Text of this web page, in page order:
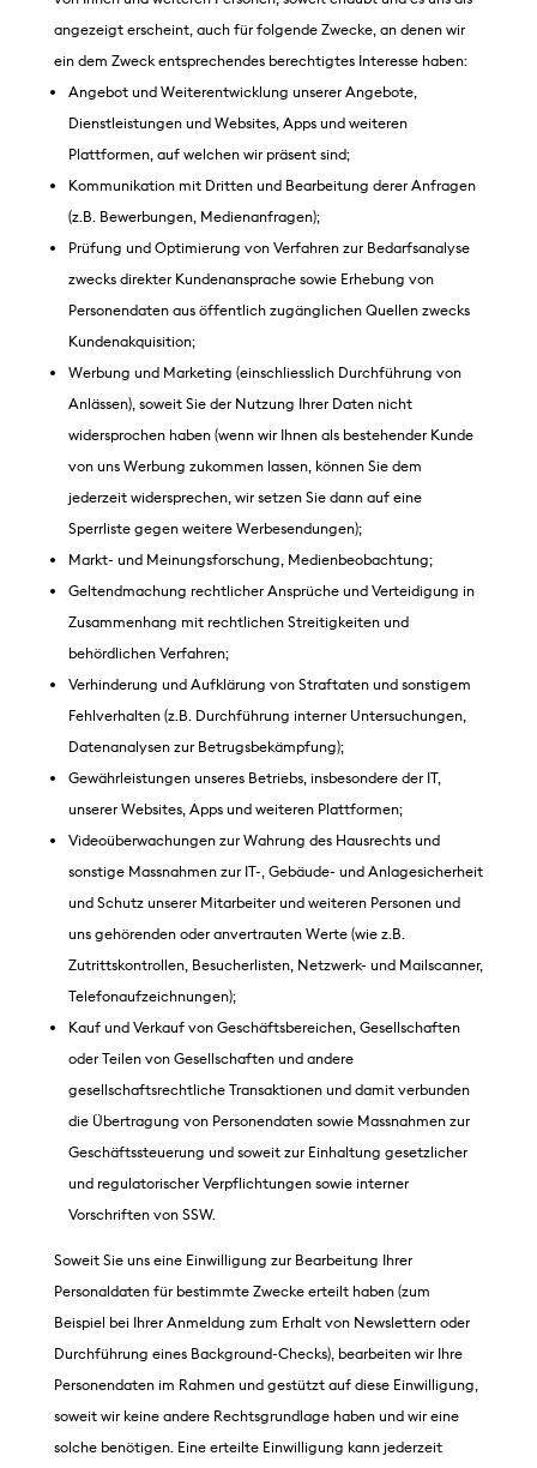
angezeigt erscheint, auch für folgende Zwecke, an denen wir
ein dem Zweck entsprechendes berechtigtes Interesse haben:
Angebot und Weiterentwicklung unserer Angebote,
Dienstleistungen und Websites, Apps und weiteren
Plattformen, auf welchen wir präsent sind;
Kommunikation mit Dritten und Bearbeitung derer Anfragen
(z.B. Bewerbungen, Medienanfragen);
Prüfung und Optimierung von Verfahren zur Bedarfsanalyse
zwecks direkter Kundenansprache sowie Erhebung von
Personendaten aus öffentlich zugänglichen Quellen zwecks
Kundenakquisition;
Werbung und Marketing (einschliesslich Durchführung von
Anlässen), soweit Sie der Nutzung Ihrer Daten nicht
widersprochen haben (wenn wir Ihnen als bestehender Kunde
von uns Werbung zukommen lassen, können Sie dem
jederzeit widersprechen, wir setzen Sie dann auf eine
Sperrliste gegen weitere Werbesendungen);
Markt- und Meinungsforschung, Medienbeobachtung;
Geltendmachung rechtlicher Ansprüche und Verteidigung in
Zusammenhang mit rechtlichen Streitigkeiten und
behördlichen Verfahren;
Verhinderung und Aufklärung von Straftaten und sonstigem
Fehlverhalten (z.B. Durchführung interner Untersuchungen,
Datenanalysen zur Betrugsbekämpfung);
Gewährleistungen unseres Betriebs, insbesondere der IT,
unserer Websites, Apps und weiteren Plattformen;
Videoüberwachungen zur Wahrung des Hausrechts und
sonstige Massnahmen zur IT-, Gebäude- und Anlagesicherheit
und Schutz unserer Mitarbeiter und weiteren Personen und
uns gehörenden oder anvertrauten Werte (wie z.B.
Zutrittskontrollen, Besucherlisten, Netzwerk- und Mailscanner,
Telefonaufzeichnungen);
Kauf und Verkauf von Geschäftsbereichen, Gesellschaften
oder Teilen von Gesellschaften und andere
gesellschaftsrechtliche Transaktionen und damit verbunden
die Übertragung von Personendaten sowie Massnahmen zur
Geschäftssteuerung und soweit zur Einhaltung gesetzlicher
und regulatorischer Verpflichtungen sowie interner
Vorschriften von SSW.
Soweit Sie uns eine Einwilligung zur Bearbeitung Ihrer
Personaldaten für bestimmte Zwecke erteilt haben (zum
Beispiel bei Ihrer Anmeldung zum Erhalt von Newslettern oder
Durchführung eines Background-Checks), bearbeiten wir Ihre
Personendaten im Rahmen und gestützt auf diese Einwilligung,
soweit wir keine andere Rechtsgrundlage haben und wir eine
solche benötigen. Eine erteilte Einwilligung kann jederzeit